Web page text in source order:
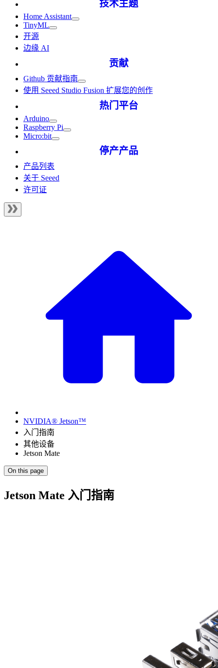
技术主题
Home Assistant
TinyML
开源
边缘 AI
贡献
Github 贡献指南
使用 Seeed Studio Fusion 扩展您的创作
热门平台
Arduino
Raspberry Pi
Micro:bit
停产产品
产品列表
关于 Seeed
许可证
NVIDIA® Jetson™
入门指南
其他设备
Jetson Mate
On this page
Jetson Mate 入门指南